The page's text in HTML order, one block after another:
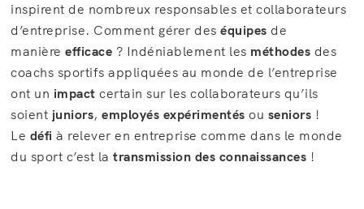
inspirent de nombreux responsables et collaborateurs
d’entreprise. Comment gérer deséquipesde
manièreefficace ? Indéniablement les méthodes des
coachs sportifs appliquées au monde de l’entreprise
ont un impactcertain sur les collaborateurs qu’ils
soient juniors,employés expérimentés ou seniors !
Le défi à relever en entreprise comme dans le monde
du sport c’est latransmission des connaissances !